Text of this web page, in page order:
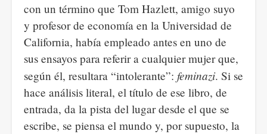
con un término que Tom Hazlett, amigo suyo
y profesor de economía en la Universidad de
California, había empleado antes en uno de
sus ensayos para referir a cualquier mujer que,
según él, resultara “intolerante”: feminazi. Si se
hace análisis literal, el título de ese libro, de
entrada, da la pista del lugar desde el que se
escribe, se piensa el mundo y, por supuesto, la